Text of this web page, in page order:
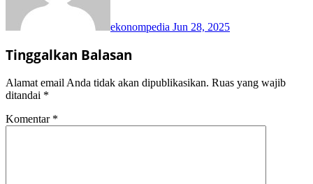
ekonompedia Jun 28, 2025
Tinggalkan Balasan
Alamat email Anda tidak akan dipublikasikan. Ruas yang wajib
ditandai *
Komentar *